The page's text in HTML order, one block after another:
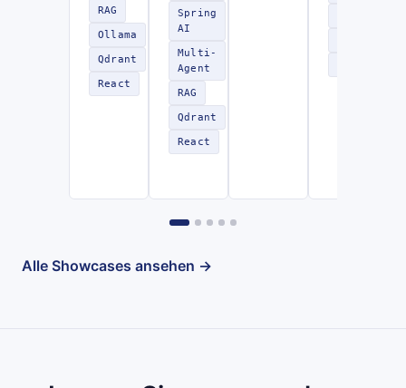
RAG
Ollama
Qdrant
React
Spring
AI
Multi-
Agent
RAG
Qdrant
React
Alle Showcases ansehen →